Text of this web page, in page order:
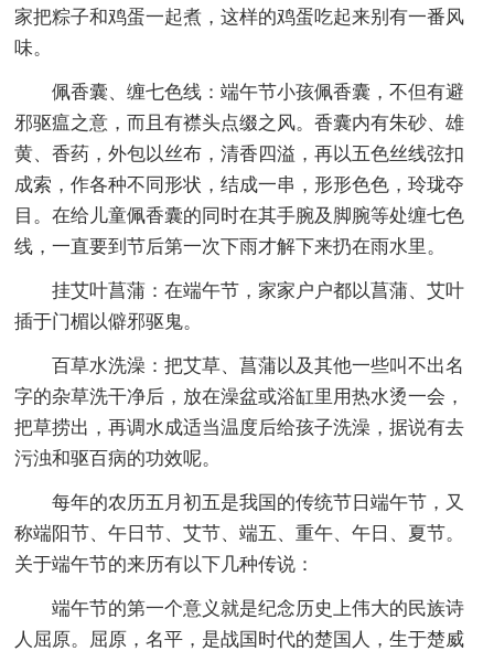
家把粽子和鸡蛋一起煮，这样的鸡蛋吃起来别有一番风
味。
佩香囊、缠七色线：端午节小孩佩香囊，不但有避
邪驱瘟之意，而且有襟头点缀之风。香囊内有朱砂、雄
黄、香药，外包以丝布，清香四溢，再以五色丝线弦扣
成索，作各种不同形状，结成一串，形形色色，玲珑夺
目。在给儿童佩香囊的同时在其手腕及脚腕等处缠七色
线，一直要到节后第一次下雨才解下来扔在雨水里。
挂艾叶菖蒲：在端午节，家家户户都以菖蒲、艾叶
插于门楣以僻邪驱鬼。
百草水洗澡：把艾草、菖蒲以及其他一些叫不出名
字的杂草洗干净后，放在澡盆或浴缸里用热水烫一会，
把草捞出，再调水成适当温度后给孩子洗澡，据说有去
污浊和驱百病的功效呢。
每年的农历五月初五是我国的传统节日端午节，又
称端阳节、午日节、艾节、端五、重午、午日、夏节。
关于端午节的来历有以下几种传说：
端午节的第一个意义就是纪念历史上伟大的民族诗
人屈原。屈原，名平，是战国时代的楚国人，生于楚威